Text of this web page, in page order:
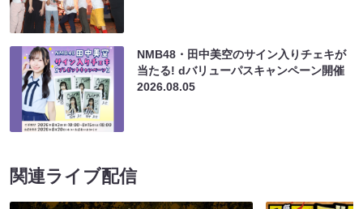
NMB48・田中美空のサイン入りチェキが
当たる! dバリューパスキャンペーン開催
2026.08.05
関連ライブ配信